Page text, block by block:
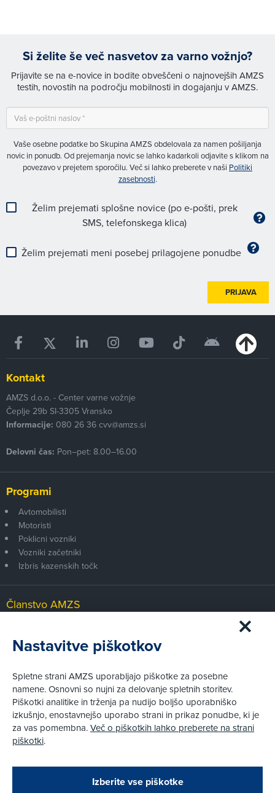
Zapri
Podarjamo vam 10 €!
Obstoječi in novi AMZS člani, ki boste v AMZS
Si želite še več nasvetov za varno vožnjo?
Prijavite se na e-novice in bodite obveščeni o najnovejših AMZS
testih, novostih na področju mobilnosti in dogajanju v AMZS.
Vaše osebne podatke bo Skupina AMZS obdelovala za namen pošiljanja
novic in ponudb. Od prejemanja novic se lahko kadarkoli odjavite s klikom na
povezavo v prejetem sporočilu. Več si lahko preberete v naši Politiki
zasebnosti.
Želim prejemati splošne novice (po e-pošti, prek
SMS, telefonskega klica)
Želim prejemati meni posebej prilagojene ponudbe
PRIJAVA
Kontakt
AMZS d.o.o. - Center varne vožnje
Čeplje 29b SI-3305 Vransko
Informacije: 080 26 36 cvv@amzs.si
Delovni čas: Pon–pet: 8.00–16.00
Programi
Avtomobilisti
Motoristi
Poklicni vozniki
Vozniki začetniki
Izbris kazenskih točk
Članstvo AMZS
Zakaj (p)ostati član?
Primerjava članstev
Pravni vidiki
Piškotki
Politika zasebnosti
Pravno obvestilo
Nastavitve piškotkov
Spletne strani AMZS uporabljajo piškotke za posebne
namene. Osnovni so nujni za delovanje spletnih storitev.
Piškotki analitike in trženja pa nudijo boljšo uporabniško
izkušnjo, enostavnejšo uporabo strani in prikaz ponudbe, ki je
za vas pomembna.Več o piškotkih lahko preberete na strani
piškotki.
Izberite vse piškotke